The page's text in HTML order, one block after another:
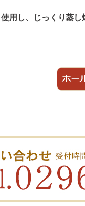
用し、じっくり蒸し